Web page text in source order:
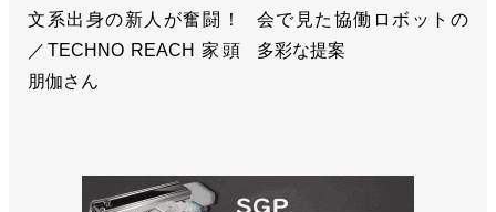
文系出身の新人が奮闘！
／TECHNO REACH 家頭
朋伽さん
会で見た協働ロボットの
多彩な提案